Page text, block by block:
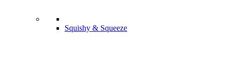
Squishy & Squeeze